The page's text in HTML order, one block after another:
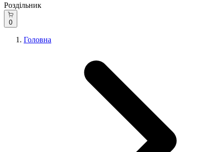
Роздільник
0
Головна